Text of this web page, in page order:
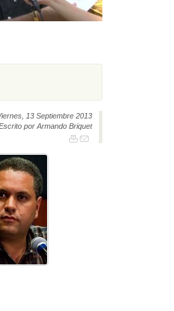
13 Septiembre 2013
por Armando Briquet